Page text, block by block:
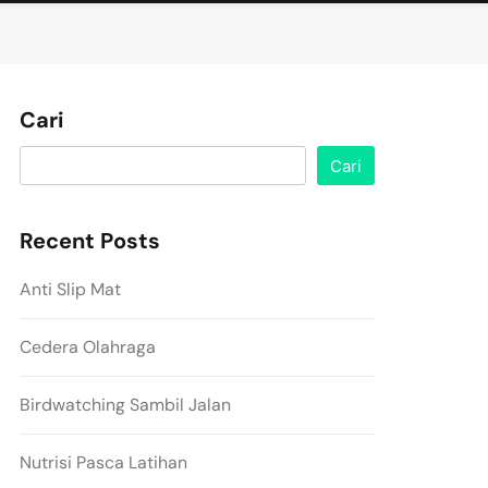
Cari
Cari
Recent Posts
Anti Slip Mat
Cedera Olahraga
Birdwatching Sambil Jalan
Nutrisi Pasca Latihan